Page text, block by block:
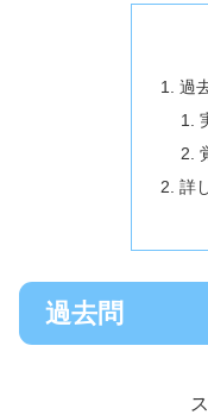
過
詳
過去問